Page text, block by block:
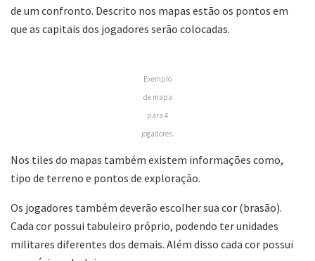
de um confronto. Descrito nos mapas estão os pontos em
que as capitais dos jogadores serão colocadas.
Exemplo
de mapa
para 4
jogadores.
Nos tiles do mapas também existem informações como,
tipo de terreno e pontos de exploração.
Os jogadores também deverão escolher sua cor (brasão).
Cada cor possui tabuleiro próprio, podendo ter unidades
militares diferentes dos demais. Além disso cada cor possui